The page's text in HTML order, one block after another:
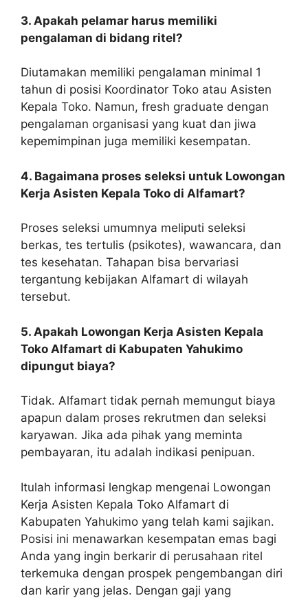
3. Apakah pelamar harus memiliki
pengalaman di bidang ritel?
Diutamakan memiliki pengalaman minimal 1
tahun di posisi Koordinator Toko atau Asisten
Kepala Toko. Namun, fresh graduate dengan
pengalaman organisasi yang kuat dan jiwa
kepemimpinan juga memiliki kesempatan.
4. Bagaimana proses seleksi untuk Lowongan
Kerja Asisten Kepala Toko di Alfamart?
Proses seleksi umumnya meliputi seleksi
berkas, tes tertulis (psikotes), wawancara, dan
tes kesehatan. Tahapan bisa bervariasi
tergantung kebijakan Alfamart di wilayah
tersebut.
5. Apakah Lowongan Kerja Asisten Kepala
Toko Alfamart di Kabupaten Yahukimo
dipungut biaya?
Tidak. Alfamart tidak pernah memungut biaya
apapun dalam proses rekrutmen dan seleksi
karyawan. Jika ada pihak yang meminta
pembayaran, itu adalah indikasi penipuan.
Itulah informasi lengkap mengenai Lowongan
Kerja Asisten Kepala Toko Alfamart di
Kabupaten Yahukimo yang telah kami sajikan.
Posisi ini menawarkan kesempatan emas bagi
Anda yang ingin berkarir di perusahaan ritel
terkemuka dengan prospek pengembangan diri
dan karir yang jelas. Dengan gaji yang